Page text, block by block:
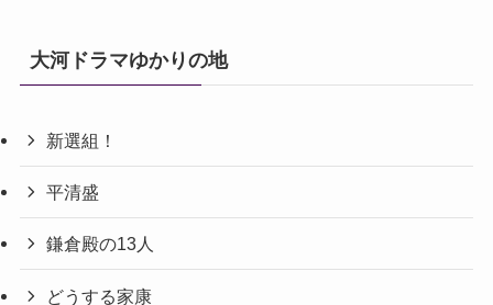
大河ドラマゆかりの地
新選組！
平清盛
鎌倉殿の13人
どうする家康